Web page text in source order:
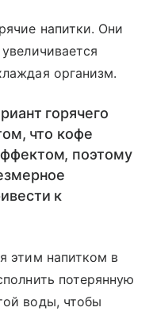
напитки. Они
организм.
горячего
что кофе
поэтому
к
этим напитком в
потерянную
воды, чтобы